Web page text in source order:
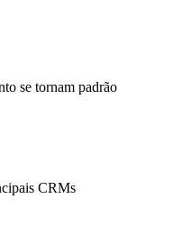
se tornam padrão
CRMs